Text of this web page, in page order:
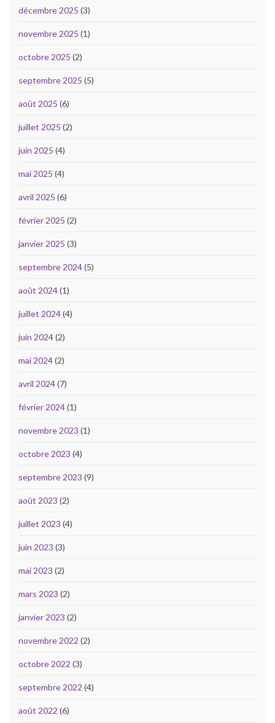
décembre 2025 (3)
novembre 2025 (1)
octobre 2025 (2)
septembre 2025 (5)
août 2025 (6)
juillet 2025 (2)
juin 2025 (4)
mai 2025 (4)
avril 2025 (6)
février 2025 (2)
janvier 2025 (3)
septembre 2024(5)
août 2024(1)
juillet 2024(4)
juin 2024(2)
mai 2024(2)
avril 2024(7)
février 2024(1)
novembre 2023 (1)
octobre 2023 (4)
septembre 2023 (9)
août 2023 (2)
juillet 2023 (4)
juin 2023 (3)
mai 2023 (2)
mars 2023 (2)
janvier 2023 (2)
novembre 2022 (2)
octobre 2022 (3)
septembre 2022 (4)
août 2022 (6)